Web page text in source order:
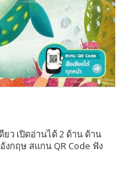
ยว เปิดอ่านได้ 2 ด้าน ด้าน
กฤษ สแกน QR Code ฟัง